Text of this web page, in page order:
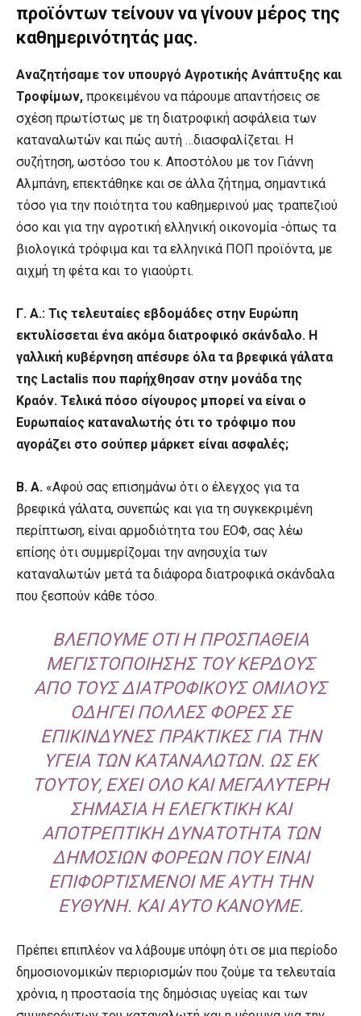
προϊόντων τείνουν να γίνουν μέρος της
καθημερινότητάς μας.
Αναζητήσαμε τον υπουργό Αγροτικής Ανάπτυξης και
Τροφίμων, προκειμένου να πάρουμε απαντήσεις σε
σχέση πρωτίστως με τη διατροφική ασφάλεια των
καταναλωτών και πώς αυτή …διασφαλίζεται. Η
συζήτηση, ωστόσο του κ. Αποστόλου με τον Γιάννη
Αλμπάνη, επεκτάθηκε και σε άλλα ζήτημα, σημαντικά
τόσο για την ποιότητα του καθημερινού μας τραπεζιού
όσο και για την αγροτική ελληνική οικονομία -όπως τα
βιολογικά τρόφιμα και τα ελληνικά ΠΟΠ προϊόντα, με
αιχμή τη φέτα και το γιαούρτι.
Γ. Α.: Τις τελευταίες εβδομάδες στην Ευρώπη
εκτυλίσσεται ένα ακόμα διατροφικό σκάνδαλο. Η
γαλλική κυβέρνηση απέσυρε όλα τα βρεφικά γάλατα
της Lactalis που παρήχθησαν στην μονάδα της
Κραόν. Τελικά πόσο σίγουρος μπορεί να είναι ο
Ευρωπαίος καταναλωτής ότι το τρόφιμο που
αγοράζει στο σούπερ μάρκετ είναι ασφαλές;
Β. Α. «Αφού σας επισημάνω ότι ο έλεγχος για τα
βρεφικά γάλατα, συνεπώς και για τη συγκεκριμένη
περίπτωση, είναι αρμοδιότητα του ΕΟΦ, σας λέω
επίσης ότι συμμερίζομαι την ανησυχία των
καταναλωτών μετά τα διάφορα διατροφικά σκάνδαλα
που ξεσπούν κάθε τόσο.
ΒΛΈΠΟΥΜΕ ΌΤΙ Η ΠΡΟΣΠΆΘΕΙΑ
ΜΕΓΙΣΤΟΠΟΊΗΣΗΣ ΤΟΥ ΚΈΡΔΟΥΣ
ΑΠΌ ΤΟΥΣ ΔΙΑΤΡΟΦΙΚΟΎΣ ΟΜΊΛΟΥΣ
ΟΔΗΓΕΊ ΠΟΛΛΈΣ ΦΟΡΈΣ ΣΕ
ΕΠΙΚΊΝΔΥΝΕΣ ΠΡΑΚΤΙΚΈΣ ΓΙΑ ΤΗΝ
ΥΓΕΊΑ ΤΩΝ ΚΑΤΑΝΑΛΩΤΏΝ. ΩΣ ΕΚ
ΤΟΎΤΟΥ, ΈΧΕΙ ΌΛΟ ΚΑΙ ΜΕΓΑΛΎΤΕΡΗ
ΣΗΜΑΣΊΑ Η ΕΛΕΓΚΤΙΚΉ ΚΑΙ
ΑΠΟΤΡΕΠΤΙΚΉ ΔΥΝΑΤΌΤΗΤΑ ΤΩΝ
ΔΗΜΌΣΙΩΝ ΦΟΡΈΩΝ ΠΟΥ ΕΊΝΑΙ
ΕΠΙΦΟΡΤΙΣΜΈΝΟΙ ΜΕ ΑΥΤΉ ΤΗΝ
ΕΥΘΎΝΗ. ΚΑΙ ΑΥΤΌ ΚΆΝΟΥΜΕ.
Πρέπει επιπλέον να λάβουμε υπόψη ότι σε μια περίοδο
δημοσιονομικών περιορισμών που ζούμε τα τελευταία
χρόνια, η προστασία της δημόσιας υγείας και των